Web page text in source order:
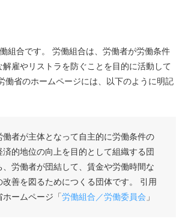
組合です。 労働組合は、労働者が労働条件
雇やリストラを防ぐことを目的に活動して
働省のホームページには、以下のように明記
働者が主体となって自主的に労働条件の
的地位の向上を目的として組織する団
、労働者が団結して、賃金や労働時間な
改善を図るためにつくる団体です。 引用
ームページ「労働組合／労働委員会 」